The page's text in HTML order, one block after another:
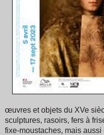
œuvres et objets du XVe
sculptures, rasoirs, fers à
fixe-moustaches, mais